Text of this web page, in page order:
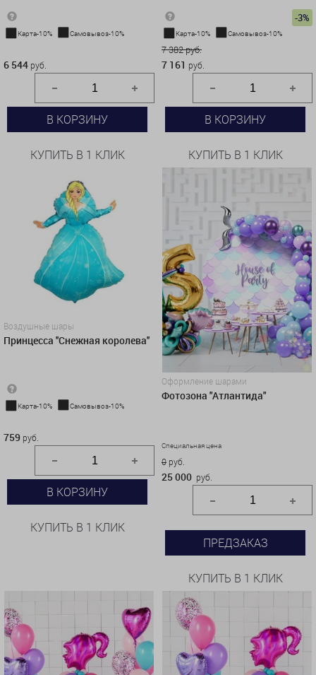
Карта-10% Самовывоз-10%
6 544 руб.
В КОРЗИНУ
КУПИТЬ В 1 КЛИК
-3%
Карта-10% Самовывоз-10%
7 382 руб.
7 161 руб.
В КОРЗИНУ
КУПИТЬ В 1 КЛИК
Воздушные шары
Принцесса ''Снежная королева''
Карта-10% Самовывоз-10%
759 руб.
В КОРЗИНУ
КУПИТЬ В 1 КЛИК
Оформление шарами
Фотозона "Атлантида"
Специальная цена
0 руб.
25 000 руб.
ПРЕДЗАКАЗ
КУПИТЬ В 1 КЛИК